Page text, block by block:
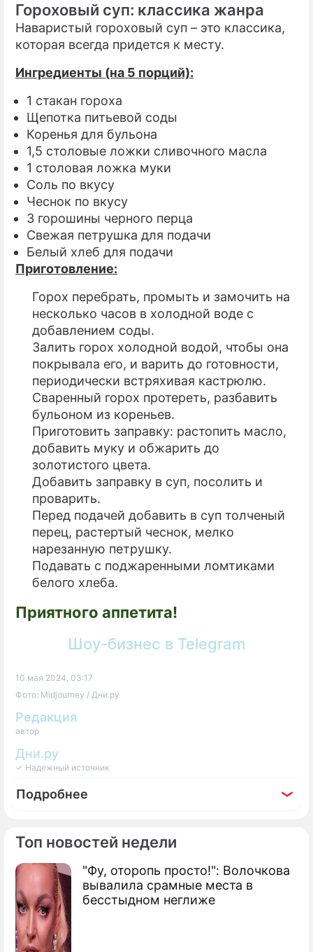
Топ новостей недели
"Фу, оторопь просто!": Волочкова
вывалила срамные места в
бесстыдном неглиже
Гороховый суп: классика жанра
Наваристый гороховый суп – это классика,
которая всегда придется к месту.
Ингредиенты (на 5 порций):
1 стакан гороха
Щепотка питьевой соды
Коренья для бульона
1,5 столовые ложки сливочного масла
1 столовая ложка муки
Соль по вкусу
Чеснок по вкусу
3 горошины черного перца
Свежая петрушка для подачи
Белый хлеб для подачи
Приготовление:
Горох перебрать, промыть и замочить на
несколько часов в холодной воде с
добавлением соды.
Залить горох холодной водой, чтобы она
покрывала его, и варить до готовности,
периодически встряхивая кастрюлю.
Сваренный горох протереть, разбавить
бульоном из кореньев.
Приготовить заправку: растопить масло,
добавить муку и обжарить до
золотистого цвета.
Добавить заправку в суп, посолить и
проварить.
Перед подачей добавить в суп толченый
перец, растертый чеснок, мелко
нарезанную петрушку.
Подавать с поджаренными ломтиками
белого хлеба.
Приятного аппетита!
Шоу-бизнес в Telegram
10 мая 2024, 03:17
Фото: Midjourney / Дни.ру
Редакция
автор
Дни.ру
✓ Надежный источник
Подробнее
Фоторепортаж
Салат "Майский" по особому рецепту:
соседи по даче выстроятся с тарелками